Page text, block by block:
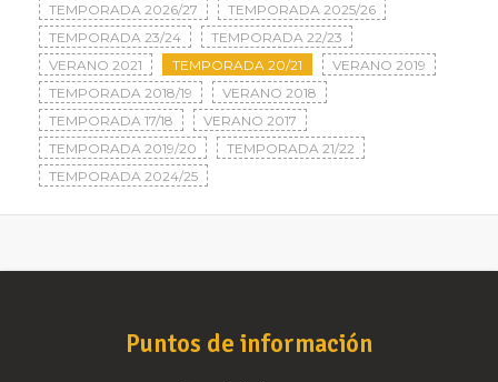
TEMPORADA 2026/27
TEMPORADA 2025/26
TEMPORADA 23/24
TEMPORADA 22/23
VERANO 2021
TEMPORADA 20/21
VERANO 2019
TEMPORADA 2018/19
VERANO 2018
TEMPORADA 17/18
VERANO 2017
TEMPORADA 2019/20
TEMPORADA 21/22
TEMPORADA 2024/25
Puntos de información